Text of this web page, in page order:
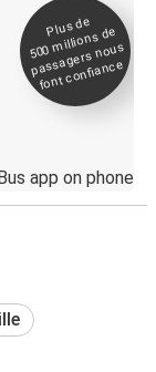
Plus de
500
millions de
passagers nous
font confiance